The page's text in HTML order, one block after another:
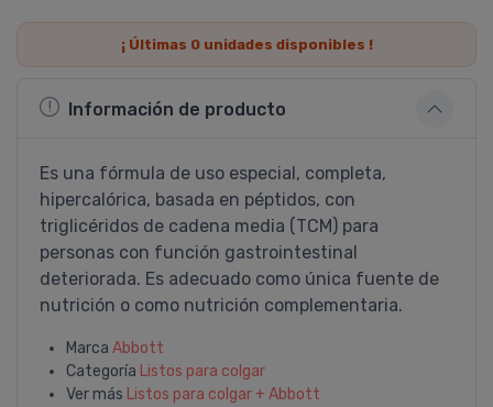
¡ Últimas 0unidades disponibles !
Información de producto
Es una fórmula de uso especial, completa,
hipercalórica, basada en péptidos, con
triglicéridos de cadena media (TCM) para
personas con función gastrointestinal
deteriorada. Es adecuado como única fuente de
nutrición o como nutrición complementaria.
Marca Abbott
Categoría Listos para colgar
Ver más Listos para colgar + Abbott